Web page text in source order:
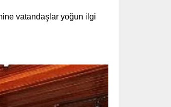
vatandaşlar yoğun ilgi